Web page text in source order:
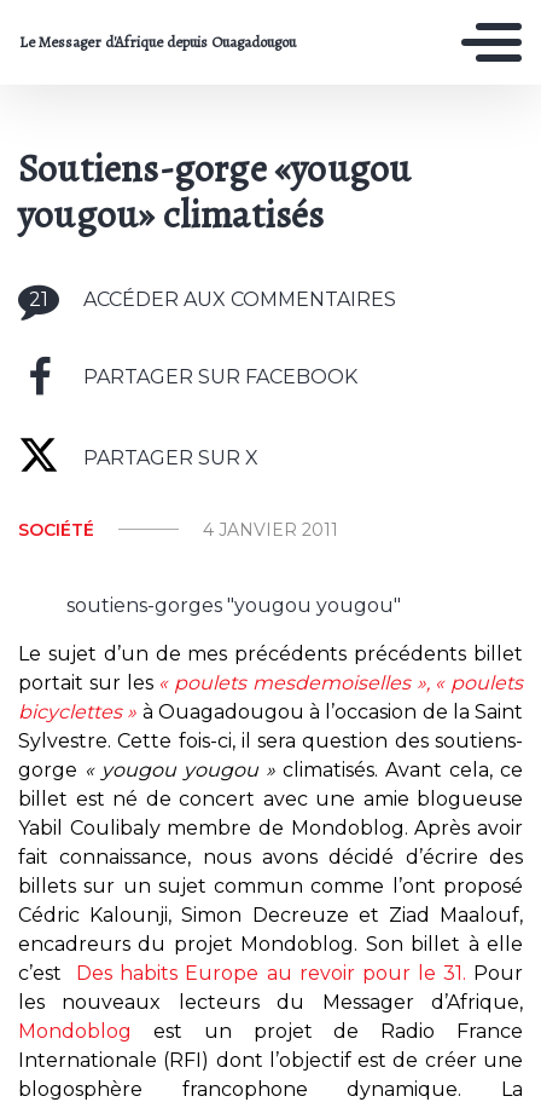
Le Messager d'Afrique depuis Ouagadougou
Soutiens-gorge «yougou
yougou» climatisés
21 ACCÉDER AUX COMMENTAIRES
PARTAGER SUR FACEBOOK
PARTAGER SUR X
SOCIÉTÉ 4 JANVIER 2011
soutiens-gorges "yougou yougou"
Le sujet d’un de mes précédents précédents billet
portait sur les « poulets mesdemoiselles »,« poulets
bicyclettes » à Ouagadougou à l’occasion de la Saint
Sylvestre. Cette fois-ci, il sera question des soutiens-
gorge « yougou yougou » climatisés. Avant cela, ce
billet est né de concert avec une amie blogueuse
Yabil Coulibaly membre de Mondoblog. Après avoir
fait connaissance, nous avons décidé d’écrire des
billets sur un sujet commun comme l’ont proposé
Cédric Kalounji, Simon Decreuze et Ziad Maalouf,
encadreurs du projet Mondoblog. Son billet à elle
c’est Des habits Europe au revoir pour le 31. Pour
les nouveaux lecteurs du Messager d’Afrique,
Mondoblog
est un projet de Radio France
Internationale (RFI) dont l’objectif est de créer une
blogosphère francophone dynamique. La